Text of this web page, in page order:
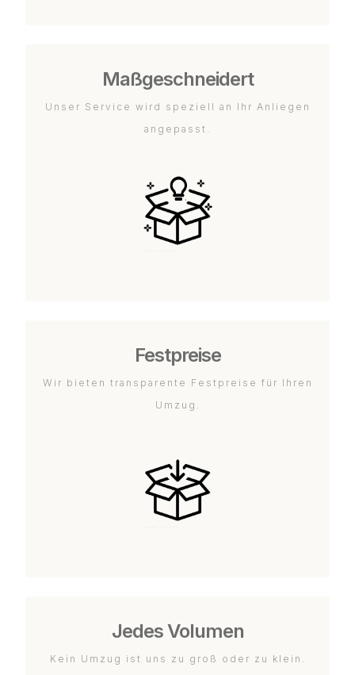
Maßgeschneidert
Unser Service wird speziell an Ihr Anliegen
angepasst.
Festpreise
Wir bieten transparente Festpreise für Ihren
Umzug.
Jedes Volumen
Kein Umzug ist uns zu groß oder zu klein.